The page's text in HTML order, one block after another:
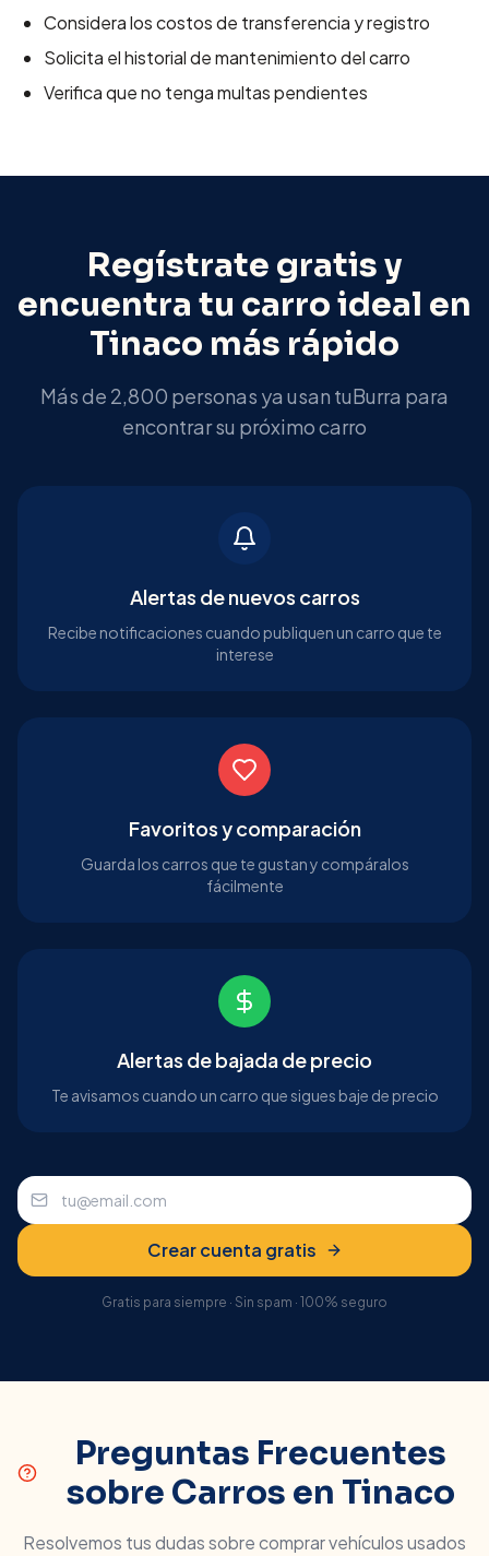
Considera los costos de transferencia y registro
Solicita el historial de mantenimiento del carro
Verifica que no tenga multas pendientes
Regístrate gratis y
encuentra tu carro ideal en
Tinaco más rápido
Más de 2,800 personas ya usan tuBurra para
encontrar su próximo carro
Alertas de nuevos carros
Recibe notificaciones cuando publiquen un carro que te
interese
Favoritos y comparación
Guarda los carros que te gustan y compáralos
fácilmente
Alertas de bajada de precio
Te avisamos cuando un carro que sigues baje de precio
Crear cuenta gratis
Gratis para siempre · Sin spam · 100% seguro
Preguntas Frecuentes
sobre Carros en Tinaco
Resolvemos tus dudas sobre comprar vehículos usados